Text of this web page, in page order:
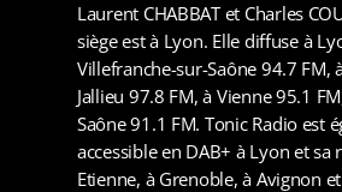
Laurent CHABBAT et Charles
siège est à Lyon. Elle diffuse à
Villefranche-sur-Saône 94.7 FM,
Jallieu 97.8 FM, à Vienne 95.1
Saône 91.1 FM. Tonic Radio est
accessible en DAB+ à Lyon et sa
Etienne, à Grenoble, à Avignon